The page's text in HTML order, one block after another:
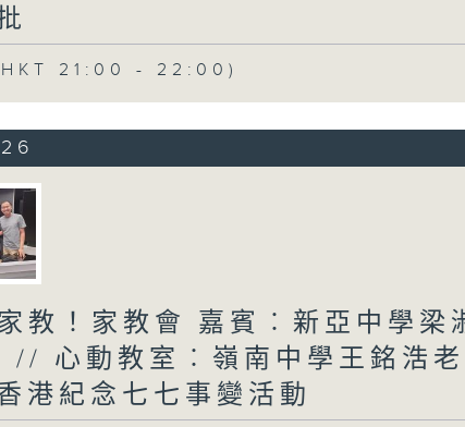
21:00 - 22:00)
教！家教會 嘉賓︰新亞中學梁
// 心動教室︰嶺南中學王銘浩
港紀念七七事變活動